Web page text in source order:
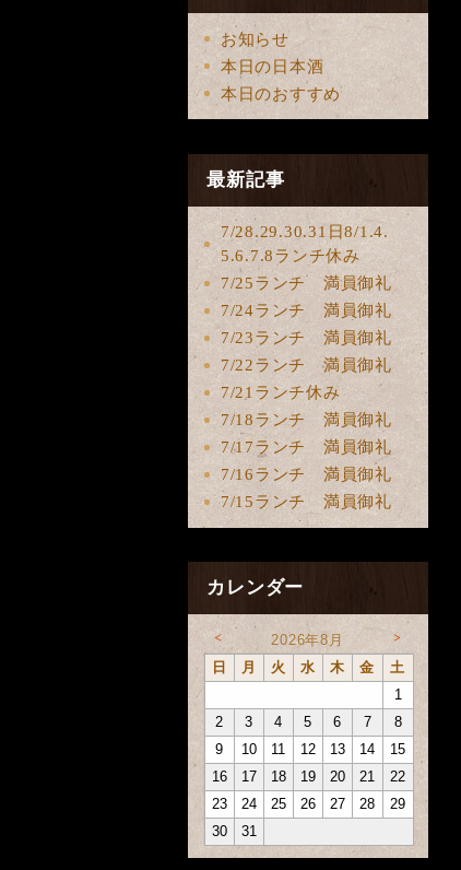
お知らせ
本日の日本酒
本日のおすすめ
最新記事
7/28.29.30.31日8/1.4.
5.6.7.8ランチ休み
7/25ランチ 満員御礼
7/24ランチ 満員御礼
7/23ランチ 満員御礼
7/22ランチ 満員御礼
7/21ランチ休み
7/18ランチ 満員御礼
7/17ランチ 満員御礼
7/16ランチ 満員御礼
7/15ランチ 満員御礼
カレンダー
< 2026年8月 >
日 月 火 水 木 金
土
1
2
3 4 5 6 7
8
9
10 11 12 13 14
15
16
17 18 19 20 21
22
23
24 25 26 27 28
29
30
31